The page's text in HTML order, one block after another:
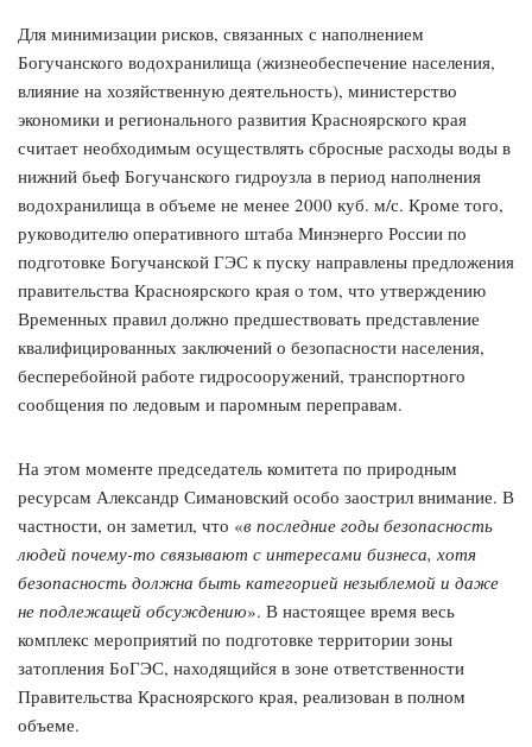
Для минимизации рисков, связанных с наполнением
Богучанского водохранилища (жизнеобеспечение населения,
влияние на хозяйственную деятельность), министерство
экономики и регионального развития Красноярского края
считает необходимым осуществлять сбросные расходы воды в
нижний бьеф Богучанского гидроузла в период наполнения
водохранилища в объеме не менее 2000 куб. м/с. Кроме того,
руководителю оперативного штаба Минэнерго России по
подготовке Богучанской ГЭС к пуску направлены предложения
правительства Красноярского края о том, что утверждению
Временных правил должно предшествовать представление
квалифицированных заключений о безопасности населения,
бесперебойной работе гидросооружений, транспортного
сообщения по ледовым и паромным переправам.
На этом моменте председатель комитета по природным
ресурсам Александр Симановский особо заострил внимание. В
частности, он заметил, что «в последние годы безопасность
людей почему-то связывают с интересами бизнеса, хотя
безопасность должна быть категорией незыблемой и даже
не подлежащей обсуждению». В настоящее время весь
комплекс мероприятий по подготовке территории зоны
затопления БоГЭС, находящийся в зоне ответственности
Правительства Красноярского края, реализован в полном
объеме.